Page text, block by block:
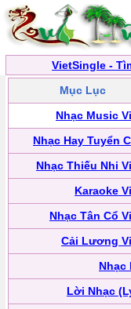
VietSingle -
Mục Lục
Nhạc Music
Nhạc Hay Tuyển
Nhạc Thiếu Nhi
Karaoke
Nhạc Tân Cổ
Cải Lương
Nhạc
Lời Nhạc